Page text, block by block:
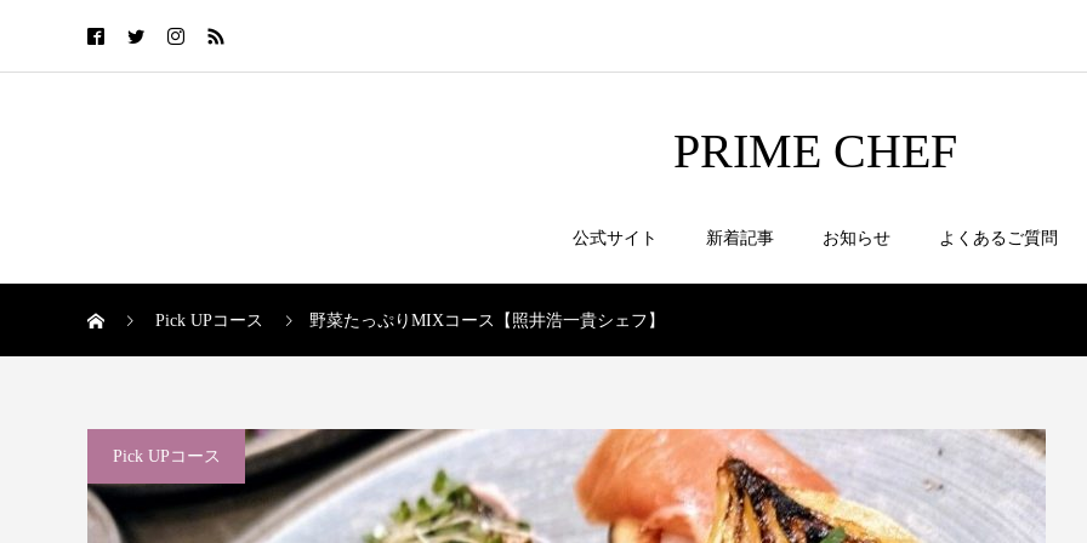
PRIME CHEF
公式サイト 新着記事 お知らせ よくあるご質問
Pick UPコース 野菜たっぷりMIXコース【照井浩一貴シェフ】
Pick UPコース